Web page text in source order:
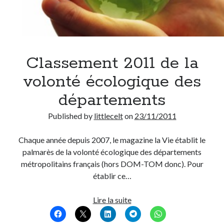
Classement 2011 de la
volonté écologique des
départements
Published by littlecelton 23/11/2011
Chaque année depuis 2007, le magazine la Vie établit le
palmarès de la volonté écologique des départements
métropolitains français (hors DOM-TOM donc). Pour
établir ce…
Lire la suiteClassement
2011